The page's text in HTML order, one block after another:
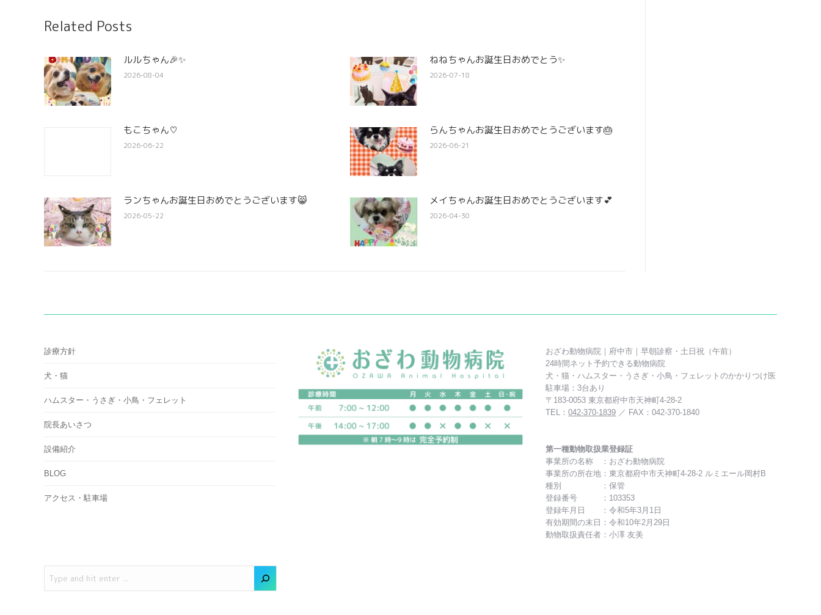
Related Posts
ルルちゃん🎉✨
2026-08-04
ねねちゃんお誕生日おめでとう✨
2026-07-18
もこちゃん♡
2026-06-22
らんちゃんお誕生日おめでとうございます🎂
2026-06-21
ランちゃんお誕生日おめでとうございます😸
2026-05-22
メイちゃんお誕生日おめでとうございます💕
2026-04-30
診療方針
犬・猫
ハムスター・うさぎ・小鳥・フェレット
院長あいさつ
設備紹介
BLOG
アクセス・駐車場
おざわ動物病院｜府中市｜早朝診察・土日祝（午前）
24時間ネット予約できる動物病院
犬・猫・ハムスター・うさぎ・小鳥・フェレットのかかりつけ医
駐車場：3台あり
〒183-0053 東京都府中市天神町4-28-2
TEL：042-370-1839 ／ FAX：042-370-1840
第一種動物取扱業登録証
事業所の名称 ：おざわ動物病院
事業所の所在地：東京都府中市天神町4-28-2 ルミエール岡村B
種別 ：保管
登録番号 ：103353
登録年月日 ：令和5年3月1日
有効期間の末日：令和10年2月29日
動物取扱責任者：小澤 友美